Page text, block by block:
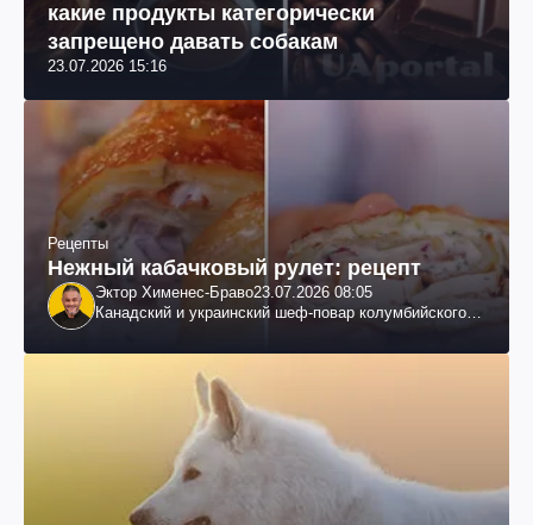
какие продукты категорически
запрещено давать собакам
23.07.2026 15:16
Рецепты
Нежный кабачковый рулет: рецепт
Эктор Хименес-Браво23.07.2026 08:05
Канадский и украинский шеф-повар колумбийского